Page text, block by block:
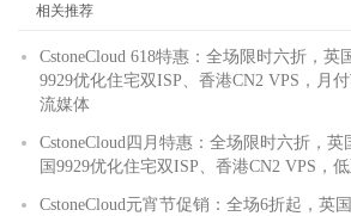
相关推荐
CstoneCloud 618特惠：全场限时六折，英
9929优化住宅双ISP、香港CN2 VPS，月
流媒体
CstoneCloud四月特惠：全场限时六折，
国9929优化住宅双ISP、香港CN2 VPS，
CstoneCloud元宵节促销：全场6折起，英